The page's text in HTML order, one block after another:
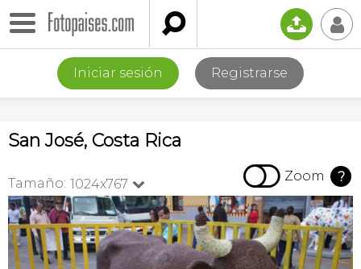
 📤 👤
Iniciar sesión Registrarse
San José, Costa Rica
Tamaño: 1024x767   Zoom ?